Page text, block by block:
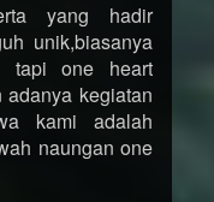
yang hadir
unik,biasanya
tapi one heart
adanya kegiatan
kami adalah
naungan one